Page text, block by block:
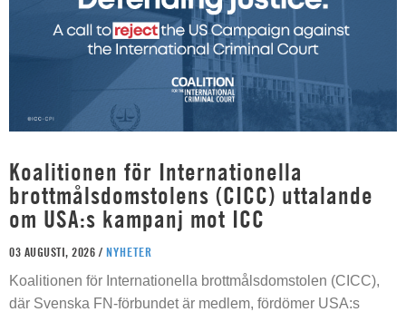
Koalitionen för Internationella
brottmålsdomstolens (CICC) uttalande
om USA:s kampanj mot ICC
03 AUGUSTI, 2026 / NYHETER
Koalitionen för Internationella brottmålsdomstolen (CICC),
där Svenska FN-förbundet är medlem, fördömer USA:s